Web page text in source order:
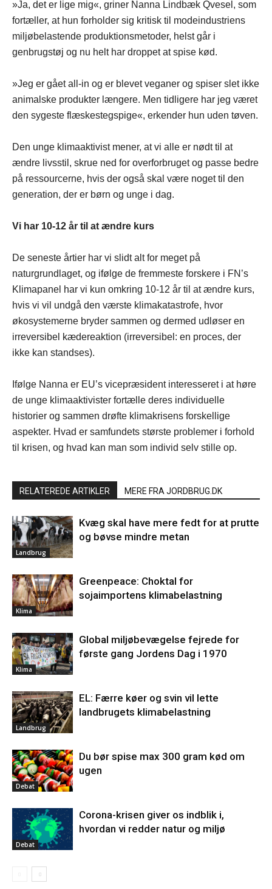
»Ja, det er lige mig«, griner Nanna Lindbæk Qvesel, som
fortæller, at hun forholder sig kritisk til modeindustriens
miljøbelastende produktionsmetoder, helst går i
genbrugstøj og nu helt har droppet at spise kød.
»Jeg er gået all-in og er blevet veganer og spiser slet ikke
animalske produkter længere. Men tidligere har jeg været
den sygeste flæskestegspige«, erkender hun uden tøven.
Den unge klimaaktivist mener, at vi alle er nødt til at
ændre livsstil, skrue ned for overforbruget og passe bedre
på ressourcerne, hvis der også skal være noget til den
generation, der er børn og unge i dag.
Vi har 10-12 år til at ændre kurs
De seneste årtier har vi slidt alt for meget på
naturgrundlaget, og ifølge de fremmeste forskere i FN’s
Klimapanel har vi kun omkring 10-12 år til at ændre kurs,
hvis vi vil undgå den værste klimakatastrofe, hvor
økosystemerne bryder sammen og dermed udløser en
irreversibel kædereaktion (irreversibel: en proces, der
ikke kan standses).
Ifølge Nanna er EU’s vicepræsident interesseret i at høre
de unge klimaaktivister fortælle deres individuelle
historier og sammen drøfte klimakrisens forskellige
aspekter. Hvad er samfundets største problemer i forhold
til krisen, og hvad kan man som individ selv stille op.
RELATEREDE ARTIKLER MERE FRA JORDBRUG.DK
Landbrug
Kvæg skal have mere fedt for at prutte
og bøvse mindre metan
Klima
Greenpeace: Choktal for
sojaimportens klimabelastning
Klima
Global miljøbevægelse fejrede for
første gang Jordens Dag i 1970
Landbrug
EL: Færre køer og svin vil lette
landbrugets klimabelastning
Debat
Du bør spise max 300 gram kød om
ugen
Debat
Corona-krisen giver os indblik i,
hvordan vi redder natur og miljø